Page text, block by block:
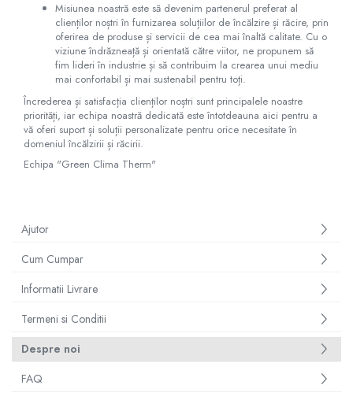
Misiunea noastră este să devenim partenerul preferat al
clienților noștri în furnizarea soluțiilor de încălzire și răcire, prin
oferirea de produse și servicii de cea mai înaltă calitate. Cu o
viziune îndrăzneață și orientată către viitor, ne propunem să
fim lideri în industrie și să contribuim la crearea unui mediu
mai confortabil și mai sustenabil pentru toți.
Încrederea și satisfacția clienților noștri sunt principalele noastre
priorități, iar echipa noastră dedicată este întotdeauna aici pentru a
vă oferi suport și soluții personalizate pentru orice necesitate în
domeniul încălzirii și răcirii.
Echipa "Green Clima Therm"
Ajutor
Cum Cumpar
Informatii Livrare
Termeni si Conditii
Despre noi
FAQ